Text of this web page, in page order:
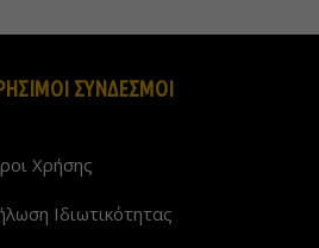
ΣΥΝΔΕΣΜΟΙ
Χρήσης
Ιδιωτικότητας